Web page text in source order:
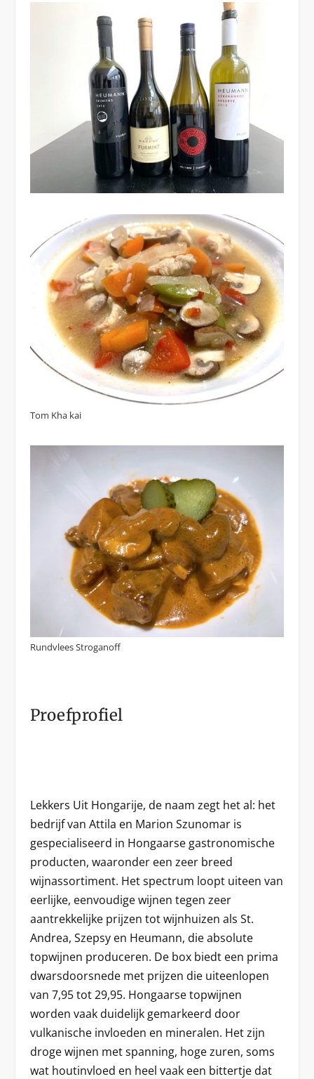
Tom Kha kai
Rundvlees Stroganoff
Proefprofiel
Lekkers Uit Hongarije, de naam zegt het al: het
bedrijf van Attila en Marion Szunomar is
gespecialiseerd in Hongaarse gastronomische
producten, waaronder een zeer breed
wijnassortiment. Het spectrum loopt uiteen van
eerlijke, eenvoudige wijnen tegen zeer
aantrekkelijke prijzen tot wijnhuizen als St.
Andrea, Szepsy en Heumann, die absolute
topwijnen produceren. De box biedt een prima
dwarsdoorsnede met prijzen die uiteenlopen
van 7,95 tot 29,95. Hongaarse topwijnen
worden vaak duidelijk gemarkeerd door
vulkanische invloeden en mineralen. Het zijn
droge wijnen met spanning, hoge zuren, soms
wat houtinvloed en heel vaak een bittertje dat